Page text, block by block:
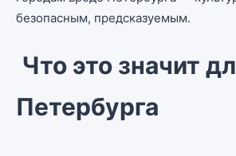
безопасным, предсказуемым.
Что это значит
Петербурга